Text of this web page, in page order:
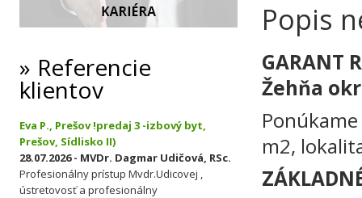
Popis
GARANT
Žehňa
m2,
Referencie
klientov
Eva P., Prešov !predaj 3 -izbový byt,
Prešov, Sídlisko II)
28.07.2026 - MVDr. Dagmar Udičová, RSc.
Profesionálny prístup Mvdr.Udicovej ,
ústretovosť a profesionálny